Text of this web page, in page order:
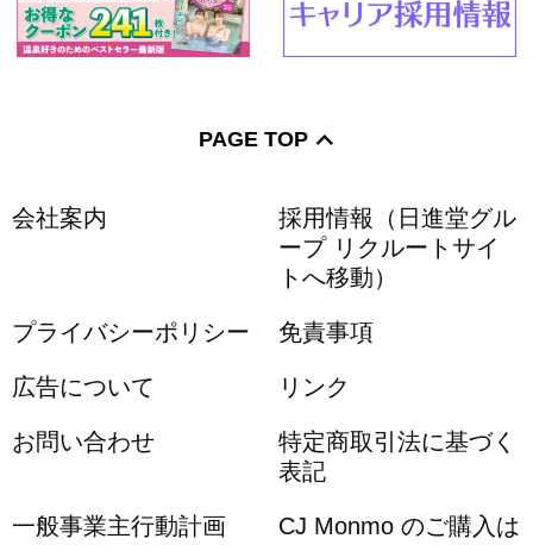
PAGE TOP
会社案内
採用情報（日進堂グル
ープ リクルートサイ
トへ移動）
プライバシーポリシー 免責事項
広告について リンク
お問い合わせ
特定商取引法に基づく
表記
一般事業主行動計画
CJ Monmo のご購入は